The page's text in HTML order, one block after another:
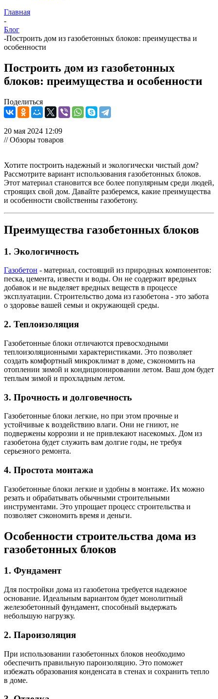
Главная
-
Блог
-Построить дом из газобетонных блоков: преимущества и
особенности
Построить дом из газобетонных
блоков: преимущества и особенности
Поделиться
20 мая 2024 12:09
// Обзоры товаров
Хотите построить надежный и экологически чистый дом?
Рассмотрите вариант использования газобетонных блоков.
Этот материал становится все более популярным среди людей,
строящих свой дом. Давайте разберемся, какие преимущества
и особенности свойственны газобетону.
Преимущества газобетонных блоков
1. Экологичность
Газобетон - материал, состоящий из природных компонентов:
песка, цемента, извести и воды. Он не содержит вредных
добавок и не выделяет вредных веществ в процессе
эксплуатации. Строительство дома из газобетона - это забота
о здоровье вашей семьи и окружающей среды.
2. Теплоизоляция
Газобетонные блоки отличаются превосходными
теплоизоляционными характеристиками. Это позволяет
создать комфортный микроклимат в доме, сэкономить на
отоплении зимой и кондиционировании летом. Ваш дом будет
теплым зимой и прохладным летом.
3. Прочность и долговечность
Газобетонные блоки легкие, но при этом прочные и
устойчивые к воздействию влаги. Они не гниют, не
подвержены коррозии и не привлекают насекомых. Дом из
газобетона будет служить вам долгие годы, не требуя
серьезного ремонта.
4. Простота монтажа
Газобетонные блоки легкие и удобны в монтаже. Их можно
резать и обрабатывать обычными строительными
инструментами. Это упрощает процесс строительства и
позволяет сэкономить время и деньги.
Особенности строительства дома из
газобетонных блоков
1. Фундамент
Для постройки дома из газобетона требуется надежное
основание. Идеальным вариантом будет монолитный
железобетонный фундамент, способный выдержать
небольшую нагрузку.
2. Пароизоляция
При использовании газобетонных блоков необходимо
обеспечить правильную пароизоляцию. Это поможет
избежать образования конденсата в стенах и сохранить тепло
в доме.